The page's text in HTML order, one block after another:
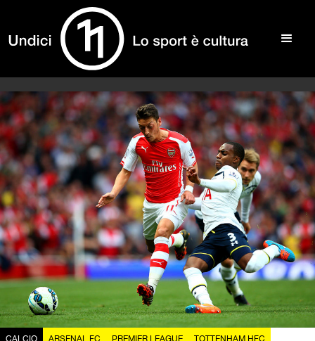
CALCIO ARSENAL FC PREMIER LEAGUE TOTTENHAM HFC